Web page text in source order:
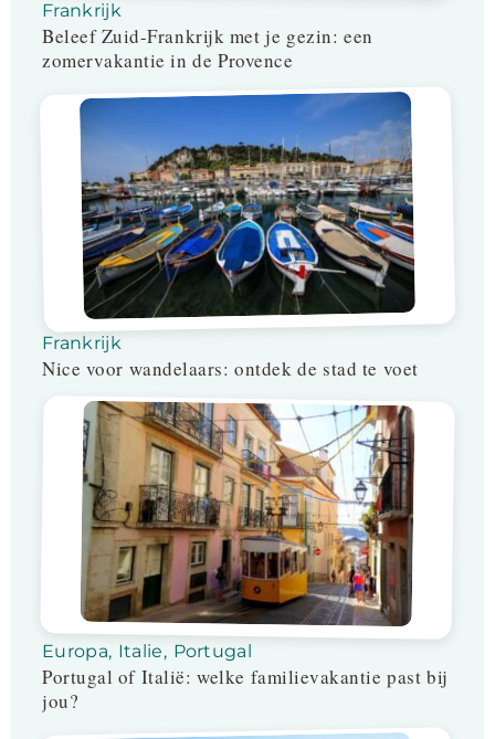
Frankrijk
Beleef Zuid-Frankrijk met je gezin: een
zomervakantie in de Provence
Frankrijk
Nice voor wandelaars: ontdek de stad te voet
Europa, Italie, Portugal
Portugal of Italië: welke familievakantie past bij
jou?